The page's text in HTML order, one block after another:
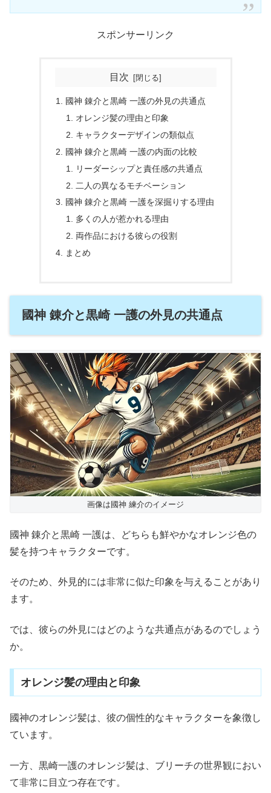
スポンサーリンク
目次
國神 錬介と黒崎 一護の外見の共通点
オレンジ髪の理由と印象
キャラクターデザインの類似点
國神 錬介と黒崎 一護の内面の比較
リーダーシップと責任感の共通点
二人の異なるモチベーション
國神 錬介と黒崎 一護を深掘りする理由
多くの人が惹かれる理由
両作品における彼らの役割
まとめ
國神 錬介と黒崎 一護の外見の共通点
画像は國神 練介のイメージ
國神 錬介と黒崎 一護は、どちらも鮮やかなオレンジ色の
髪を持つキャラクターです。
そのため、外見的には非常に似た印象を与えることがあり
ます。
では、彼らの外見にはどのような共通点があるのでしょう
か。
オレンジ髪の理由と印象
國神のオレンジ髪は、彼の個性的なキャラクターを象徴し
ています。
一方、黒崎一護のオレンジ髪は、ブリーチの世界観におい
て非常に目立つ存在です。